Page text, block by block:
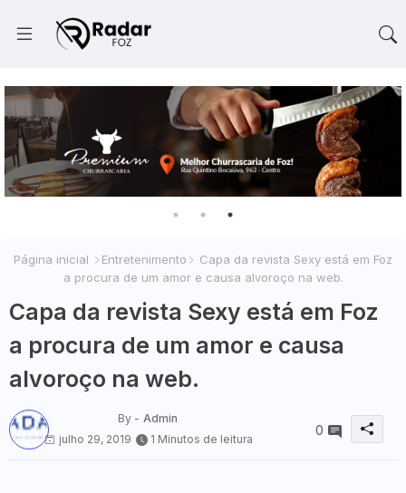
Página inicial Entretenimento
Capa da revista Sexy está em Foz
a procura de um amor e causa alvoroço na web.
Capa da revista Sexy está em Foz
a procura de um amor e causa
alvoroço na web.
By - Admin
julho 29, 2019
1 Minutos de leitura
0